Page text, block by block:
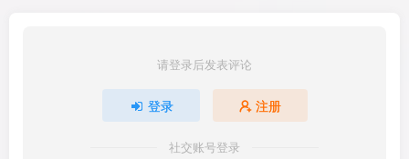
请登录后发表评论
登录 注册
社交账号登录